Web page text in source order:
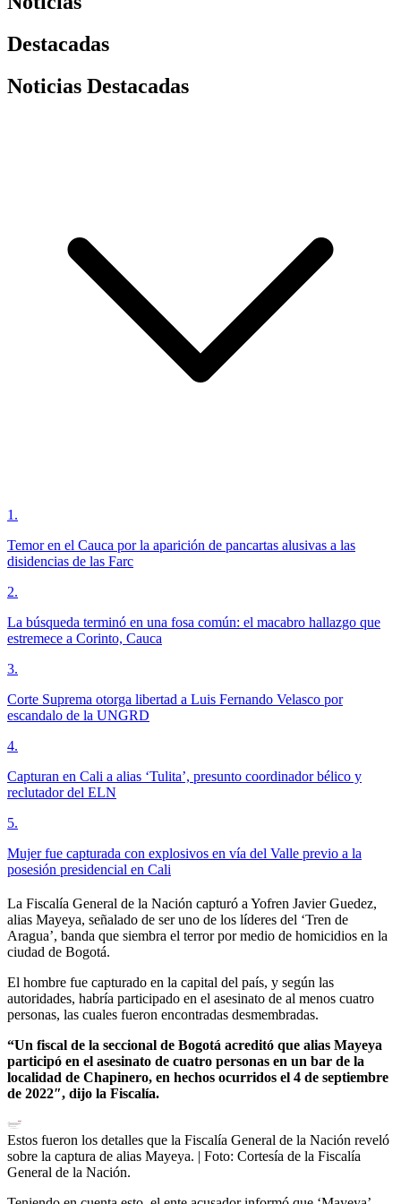
Destacadas
Noticias Destacadas
1 .
Temor en el Cauca por la aparición de pancartas alusivas a las
disidencias de las Farc
2.
La búsqueda terminó en una fosa común: el macabro hallazgo que
estremece a Corinto, Cauca
3.
Corte Suprema otorga libertad a Luis Fernando Velasco por
escandalo de la UNGRD
4.
Capturan en Cali a alias ‘Tulita’, presunto coordinador bélico y
reclutador del ELN
5.
Mujer fue capturada con explosivos en vía del Valle previo a la
posesión presidencial en Cali
La Fiscalía General de la Nación capturó a Yofren Javier Guedez,
alias Mayeya, señalado de ser uno de los líderes del ‘Tren de
Aragua’, banda que siembra el terror por medio de homicidios en la
ciudad de Bogotá.
El hombre fue capturado en la capital del país, y según las
autoridades, habría participado en el asesinato de al menos cuatro
personas, las cuales fueron encontradas desmembradas.
“Un fiscal de la seccional de Bogotá acreditó que alias Mayeya
participó en el asesinato de cuatro personas en un bar de la
localidad de Chapinero, en hechos ocurridos el 4 de septiembre
de 2022″, dijo la Fiscalía.
Estos fueron los detalles que la Fiscalía General de la Nación reveló
sobre la captura de alias Mayeya. | Foto: Cortesía de la Fiscalía
General de la Nación.